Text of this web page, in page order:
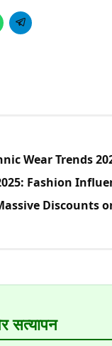
Wear Trends
Fashion
Discounts
सत्यापन